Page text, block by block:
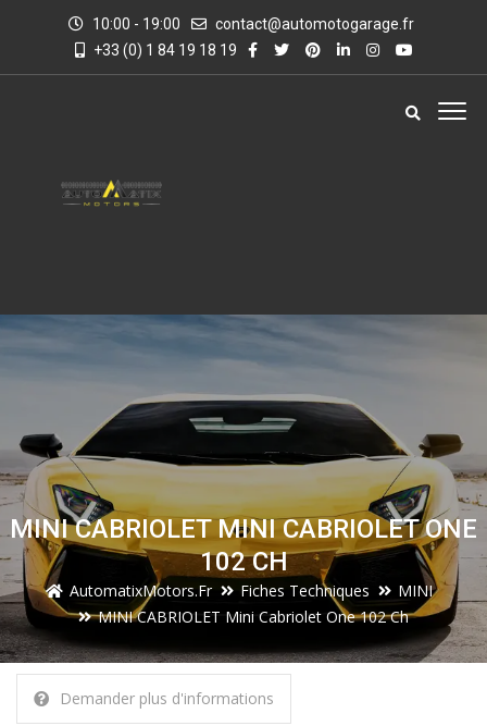
10:00 - 19:00
contact@automotogarage.fr
+33 (0) 1 84 19 18 19
MINI CABRIOLET MINI CABRIOLET ONE
102 CH
AutomatixMotors.fr Fiches Techniques
MINI
MINI CABRIOLET Mini Cabriolet One 102 Ch
Demander plus d'informations